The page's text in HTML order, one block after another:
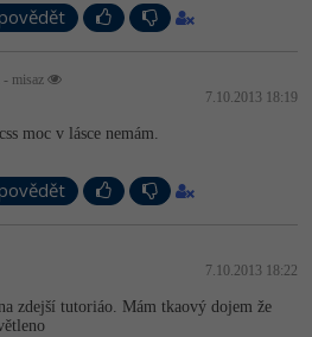
misaz
7.10.2013 18:19
moc v lásce nemám.
7.10.2013 18:22
zdejší tutoriáo. Mám tkaový dojem že